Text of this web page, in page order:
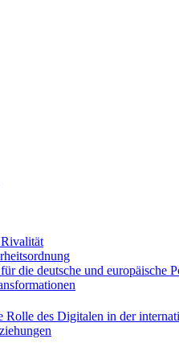
die deutsche und europäische
des Digitalen in der